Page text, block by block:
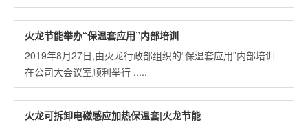
食品膨化机和狗粮,猫粮等饲料膨化机的膨化设备保温 .....
火龙节能举办“保温套应用”内部培训
2019年8月27日,由火龙行政部组织的“保温套应用”内部培训
在公司大会议室顺利举行 .....
火龙可拆卸电磁感应加热保温套|火龙节能